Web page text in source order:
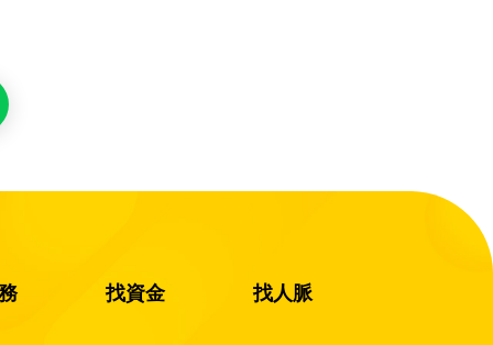
找資金 找人脈